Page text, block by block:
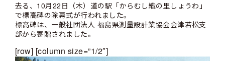
去る、10月22日（木）道の駅「からむし織の里しょうわ」
で標高碑の除幕式が行われました。
標高碑は、一般社団法人 福島県測量設計業協会会津若松支
部から寄贈されました。
[row] [column size=”1/2″]